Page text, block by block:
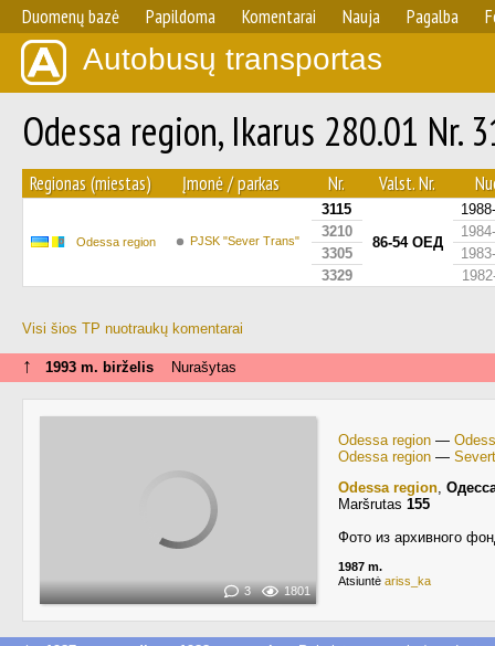
Duomenų bazė Papildoma Komentarai Nauja Pagalba
Autobusų transportas
Odessa region, Ikarus 280.01 Nr.
Regionas (miestas) Įmonė / parkas Nr. Valst. Nr.
Odessa region PJSK "Sever Trans"
3115
86-54 ОЕД
3210
3305
3329
Visi šios TP nuotraukų komentarai
↑ 1993 m. birželis Nurašytas
3 1801
Odessa region —
Odessa region —
Odessa region,
Maršrutas 155
Фото из архивного
1987 m.
Atsiuntė ariss_ka